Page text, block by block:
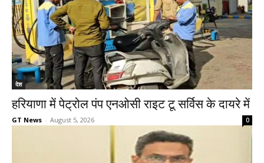
देश
हरियाणा में पेट्रोल पंप एनओसी राइट टू सर्विस के दायरे में
GT News - August 5, 2026 0